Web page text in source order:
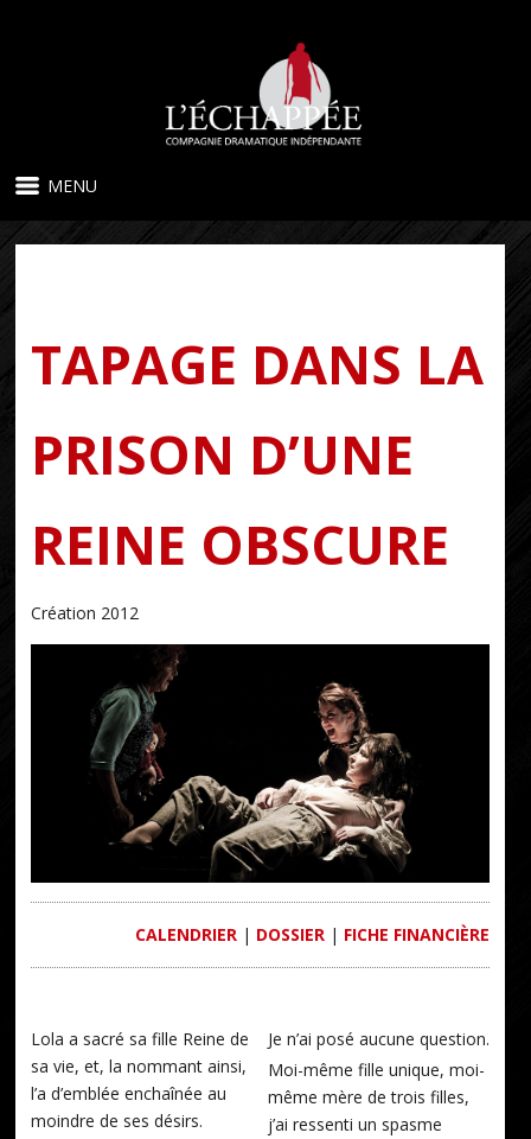
MENU
TAPAGE DANS LA
PRISON D’UNE
REINE OBSCURE
Création 2012
CALENDRIER | DOSSIER | FICHE FINANCIÈRE
Lola a sacré sa fille Reine de
sa vie, et, la nommant ainsi,
l’a d’emblée enchaînée au
moindre de ses désirs.
Je n’ai posé aucune question.
Moi-même fille unique, moi-
même mère de trois filles,
j’ai ressenti un spasme